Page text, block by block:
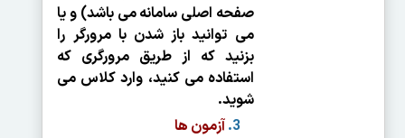
صفحه اصلی سامانه می باشد) و یا
می توانید باز شدن با مرورگر را
بزنید که از طریق مرورگری که
استفاده می کنید، وارد کلاس می
شوید.
آزمون ها